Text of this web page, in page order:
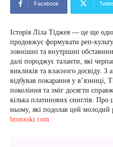
Facebook
Історія Ліла Тіджея — це ще
продовжує формувати реп-
зовнішні та внутрішні
далі породжує таланти, які
викликів та власного досвіду. З
відбував покарання у в’язниці,
покоління та зміг досягти
кілька платинових синглів.
ньому, які подолав цей
bronxski.com